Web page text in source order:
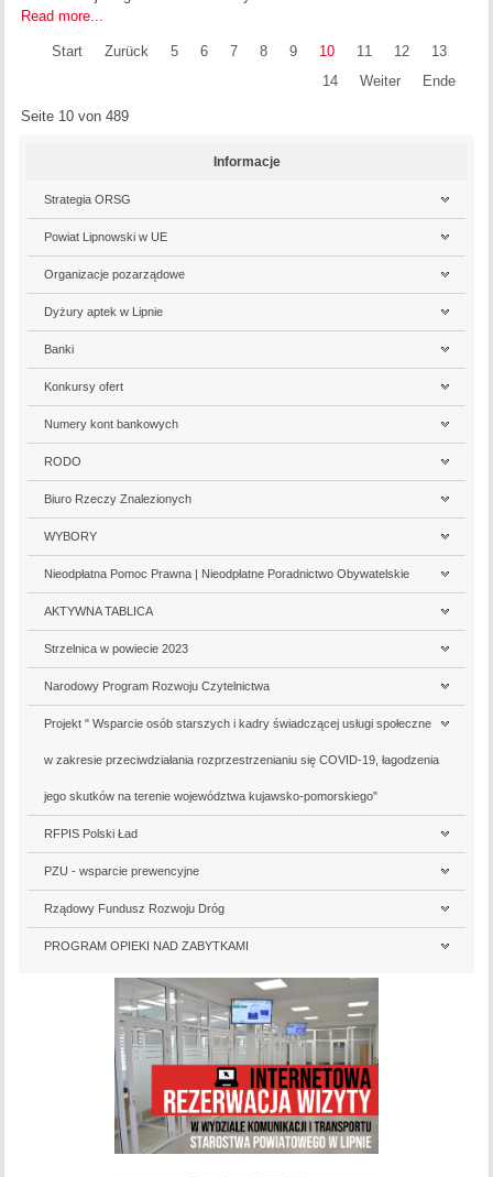
Read more...
Start Zurück 5 6 7 8 9 10 11 12
13
14
Weiter Ende
Seite 10 von 489
Informacje
Strategia ORSG
Powiat Lipnowski w UE
Organizacje pozarządowe
Dyżury aptek w Lipnie
Banki
Konkursy ofert
Numery kont bankowych
RODO
Biuro Rzeczy Znalezionych
WYBORY
Nieodpłatna Pomoc Prawna | Nieodpłatne Poradnictwo Obywatelskie
AKTYWNA TABLICA
Strzelnica w powiecie 2023
Narodowy Program Rozwoju Czytelnictwa
Projekt " Wsparcie osób starszych i kadry świadczącej usługi społeczne
w zakresie przeciwdziałania rozprzestrzenianiu się COVID-19, łagodzenia
jego skutków na terenie województwa kujawsko-pomorskiego"
RFPIS Polski Ład
PZU - wsparcie prewencyjne
Rządowy Fundusz Rozwoju Dróg
PROGRAM OPIEKI NAD ZABYTKAMI